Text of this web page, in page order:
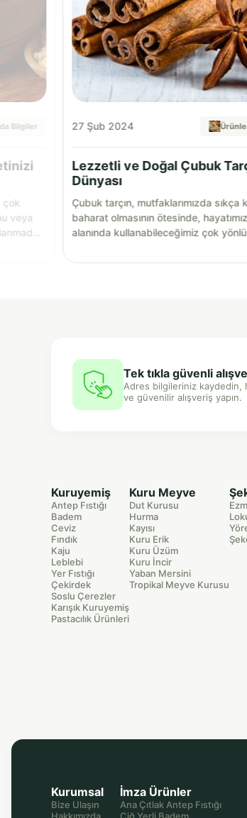
Bilgiler
çok
veya
27 Şub 2024
Lezzetli ve Doğal Çubuk
Dünyası
Çubuk tarçın, mutfaklarımızda sıkça
baharat olmasının ötesinde,
alanında kullanabileceğimiz çok
Tek tıkla güvenli
Adres bilgileriniz kaydedin,
ve güvenilir alışveriş yapın.
Kuruyemiş
Antep Fıstığı
Badem
Ceviz
Fındık
Kaju
Leblebi
Yer Fıstığı
Çekirdek
Soslu Çerezler
Karışık Kuruyemiş
Pastacılık Ürünleri
Kuru Meyve
Dut Kurusu
Hurma
Kayısı
Kuru Erik
Kuru Üzüm
Kuru İncir
Yaban Mersini
Tropikal Meyve Kurusu
Kurumsal
Bize Ulaşın
Hakkımızda
İmza Ürünler
Ana Çıtlak Antep Fıstığı
Çiğ Yerli Badem